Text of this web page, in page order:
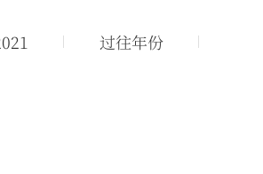
过往年份